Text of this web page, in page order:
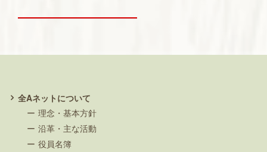
全Aネットについて
理念・基本方針
沿革・主な活動
役員名簿